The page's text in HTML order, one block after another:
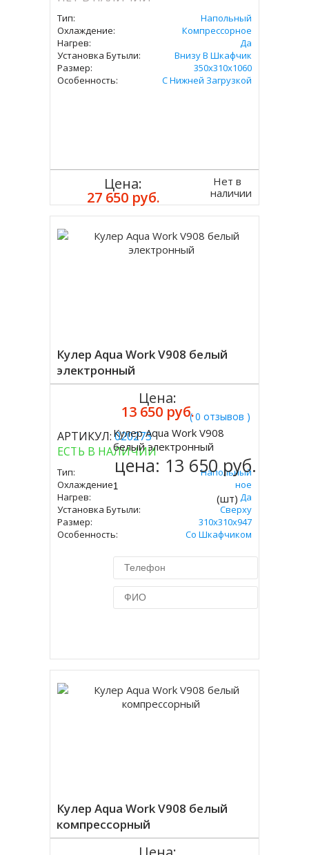
Тип:
Напольный
Охлаждение:
Компрессорное
Нагрев:
Да
Установка Бутыли:
Внизу В Шкафчик
Размер:
350х310х1060
Особенность:
С Нижней Загрузкой
Цена:
27 650 руб.
Нет в
наличии
Кулер Aqua Work V908 белый
электронный
( 0 отзывов )
АРТИКУЛ:020273
ЕСТЬ В НАЛИЧИИ
Тип:
Напольный
Охлаждение:
Электронное
Нагрев:
Да
Установка Бутыли:
Сверху
Размер:
310х310х947
Особенность:
Со Шкафчиком
Цена:
13 650 руб.
Купить
Кулер Aqua Work V908
белый электронный
цена: 13 650 руб.
(шт)
Кулер Aqua Work V908 белый
компрессорный